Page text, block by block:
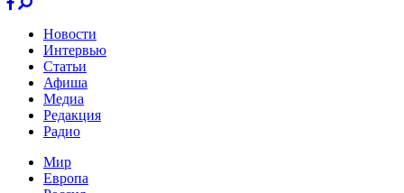
Новости
Интервью
Статьи
Афиша
Медиа
Редакция
Радио
Мир
Европа